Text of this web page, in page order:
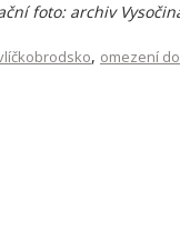
foto: archiv
, omezení